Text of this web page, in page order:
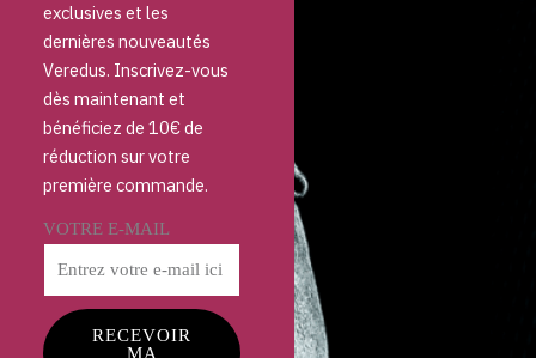
exclusives et les
dernières nouveautés
Veredus. Inscrivez-vous
dès maintenant et
bénéficiez de 10€ de
réduction sur votre
première commande.
VOTRE E-MAIL
RECEVOIR
MA